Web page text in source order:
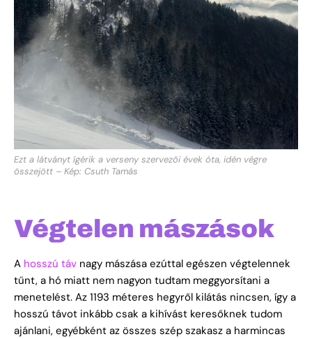
Ezt a látványt ígérik a verseny szervezői évek óta, idén végre
összejött – Kép: Csuth Tamás
Végtelen mászások
A hosszú táv nagy mászása ezúttal egészen végtelennek
tűnt, a hó miatt nem nagyon tudtam meggyorsítani a
menetelést. Az 1193 méteres hegyről kilátás nincsen, így a
hosszú távot inkább csak a kihívást keresőknek tudom
ajánlani, egyébként az összes szép szakasz a harmincas